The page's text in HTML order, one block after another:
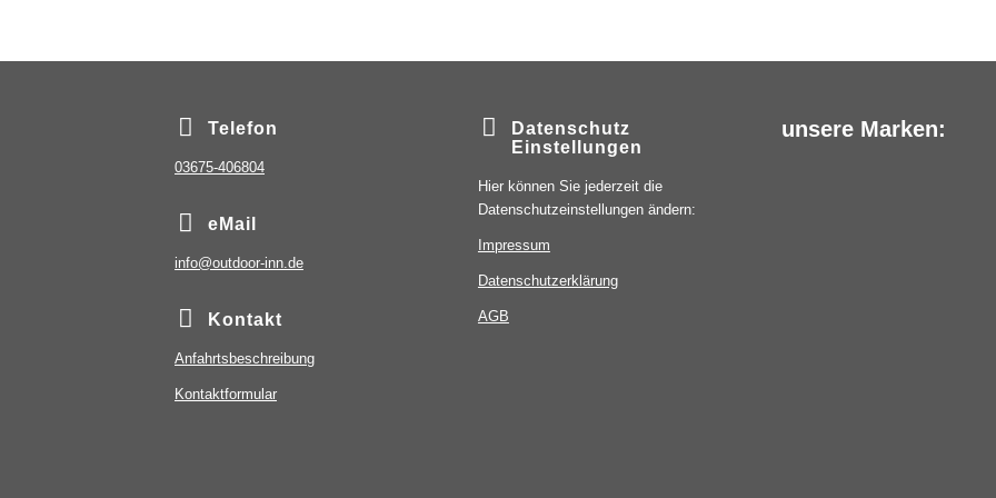
Telefon
03675-406804
eMail
info@outdoor-inn.de
Kontakt
Anfahrtsbeschreibung
Kontaktformular
Datenschutz
Einstellungen
Hier können Sie jederzeit die
Datenschutzeinstellungen ändern:
Impressum
Datenschutzerklärung
AGB
unsere Marken: